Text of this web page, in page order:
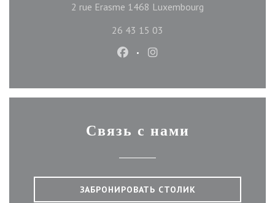
2 rue Erasme 1468 Luxembourg
26 43 15 03
Facebook ((открывается в
Instagram ((открывается
Связь с нами
ЗАБРОНИРОВАТЬ СТОЛИК